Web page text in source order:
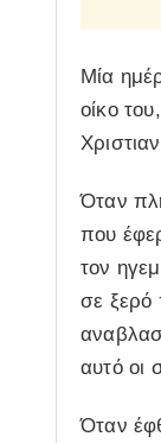
Μία
οίκο
Όταν
που
τον
σε ξερό
αυτό οι
Όταν